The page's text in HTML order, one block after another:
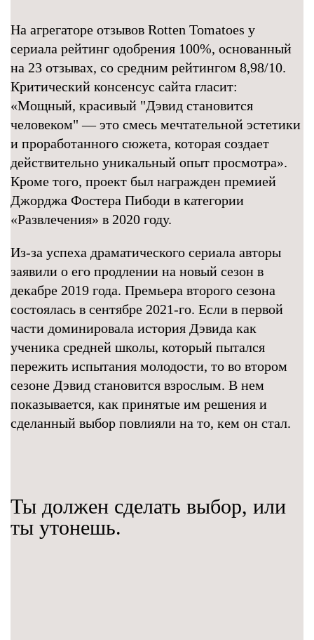
На агрегаторе отзывов Rotten Tomatoes у
сериала рейтинг одобрения 100%, основанный
на 23 отзывах, со средним рейтингом 8,98/10.
Критический консенсус сайта гласит:
«Мощный, красивый "Дэвид становится
человеком" — это смесь мечтательной эстетики
и проработанного сюжета, которая создает
действительно уникальный опыт просмотра».
Кроме того, проект был награжден премией
Джорджа Фостера Пибоди в категории
«Развлечения» в 2020 году.
Из-за успеха драматического сериала авторы
заявили о его продлении на новый сезон в
декабре 2019 года. Премьера второго сезона
состоялась в сентябре 2021-го. Если в первой
части доминировала история Дэвида как
ученика средней школы, который пытался
пережить испытания молодости, то во втором
сезоне Дэвид становится взрослым. В нем
показывается, как принятые им решения и
сделанный выбор повлияли на то, кем он стал.
Ты должен сделать выбор, или
ты утонешь.